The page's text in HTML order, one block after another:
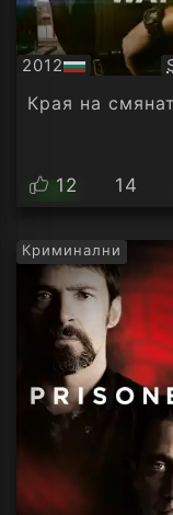
2012
БГ
аудио
Края на
12 14
Криминални